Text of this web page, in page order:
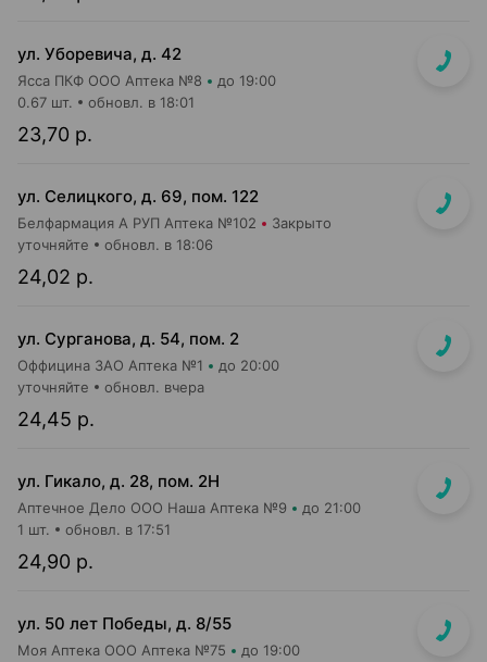
ул. Уборевича, д. 42
Ясса ПКФ ООО Аптека №8 до 19:00
23,70 р.
0.67 шт. обновл. в 18:01
ул. Селицкого, д. 69, пом. 122
Белфармация А РУП Аптека №102 Закрыто
24,02 р.
уточняйте обновл. в 18:06
ул. Сурганова, д. 54, пом. 2
Оффицина ЗАО Аптека №1 до 20:00
24,45 р.
уточняйте обновл. вчера
ул. Гикало, д. 28, пом. 2Н
Аптечное Дело ООО Наша Аптека №9 до 21:00
24,90 р.
1 шт. обновл. в 17:51
ул. 50 лет Победы, д. 8/55
Моя Аптека ООО Аптека №75 до 19:00